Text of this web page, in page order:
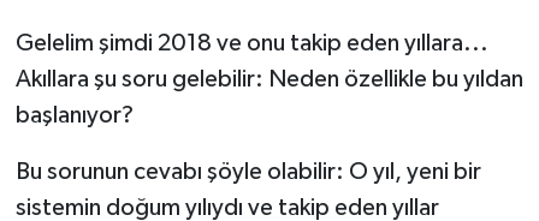
Gelelim şimdi 2018 ve onu takip eden yıllara...
Akıllara şu soru gelebilir: Neden özellikle bu yıldan
başlanıyor?
Bu sorunun cevabı şöyle olabilir: O yıl, yeni bir
sistemin doğum yılıydı ve takip eden yıllar